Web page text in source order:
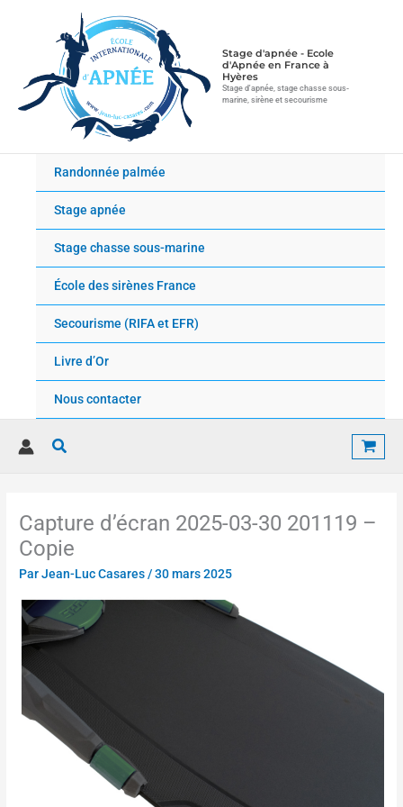
Stage d'apnée - Ecole
d'Apnée en France à
Hyères
Stage d'apnée, stage chasse sous-
marine, sirène et secourisme
Randonnée palmée
Stage apnée
Stage chasse sous-marine
École des sirènes France
Secourisme (RIFA et EFR)
Livre d’Or
Nous contacter
Rechercher
Capture d’écran 2025-03-30 201119 –
Copie
ParJean-Luc Casares/30 mars 2025